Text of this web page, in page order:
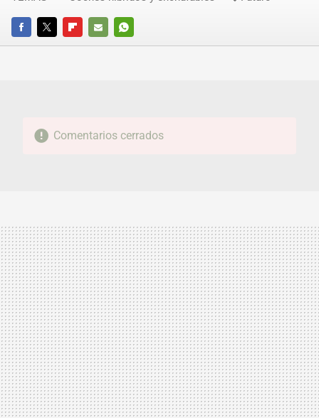
FACEBOOKTWITTERFLIPBOARD
E-
WHATSAPP
Comentarios cerrados